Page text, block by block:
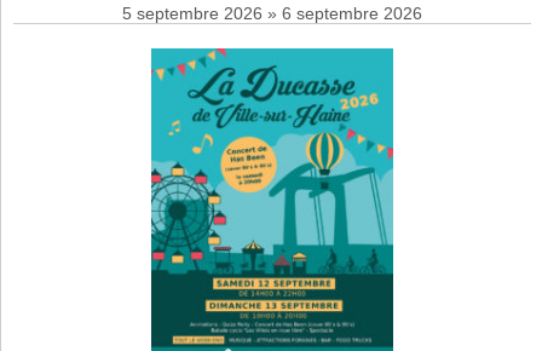
5 septembre 2026 » 6 septembre 2026